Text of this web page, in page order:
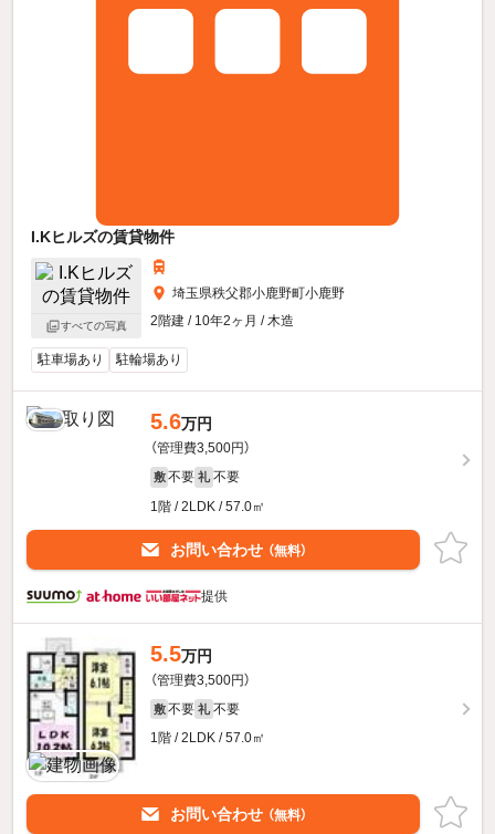
I.Kヒルズの賃貸物件
すべての写真
埼玉県秩父郡小鹿野町小鹿野
2階建 / 10年2ヶ月 / 木造
駐車場あり 駐輪場あり
5.6万円
（管理費3,500円）
敷 不要 礼 不要
1階 / 2LDK / 57.0㎡
お問い合わせ （無料）
提供
5.5万円
（管理費3,500円）
敷 不要 礼 不要
1階 / 2LDK / 57.0㎡
お問い合わせ （無料）